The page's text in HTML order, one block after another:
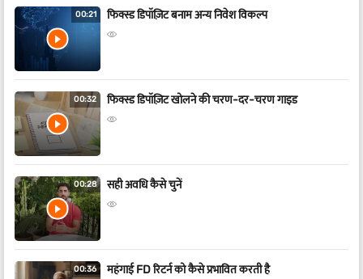
00:21 फिक्स्ड डिपॉज़िट बनाम अन्य निवेश विकल्प
00:32 फिक्स्ड डिपॉज़िट खोलने की चरण-दर-चरण गाइड
00:28 सही अवधि कैसे चुनें
00:36 महंगाई FD रिटर्न को कैसे प्रभावित करती है